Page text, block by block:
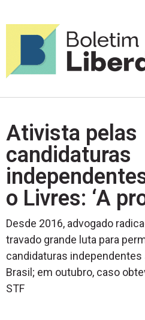
Ativista pelas
candidaturas
o Livres: ‘A
Desde 2016, advogado
travado grande luta para
candidaturas
Brasil; em outubro, caso
STF